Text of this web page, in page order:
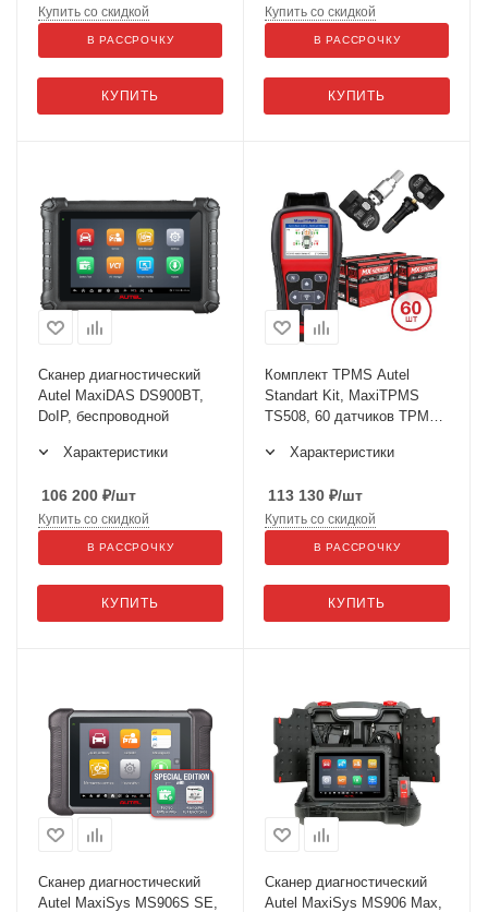
КУПИТЬ
Купить со скидкой
В РАССРОЧКУ
КУПИТЬ
Купить со скидкой
В РАССРОЧКУ
Сканер диагностический
Autel MaxiDAS DS900BT,
DoIP, беспроводной
Характеристики
106 200 ₽/шт
КУПИТЬ
Купить со скидкой
В РАССРОЧКУ
Комплект TPMS Autel
Standart Kit, MaxiTPMS
TS508, 60 датчиков TPMS,
Характеристики
113 130 ₽/шт
КУПИТЬ
Купить со скидкой
В РАССРОЧКУ
Сканер диагностический
Autel MaxiSys MS906S SE,
Сканер диагностический
Autel MaxiSys MS906 Max,